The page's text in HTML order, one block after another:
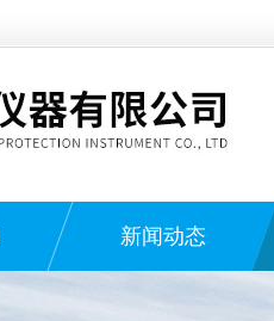
新闻动态